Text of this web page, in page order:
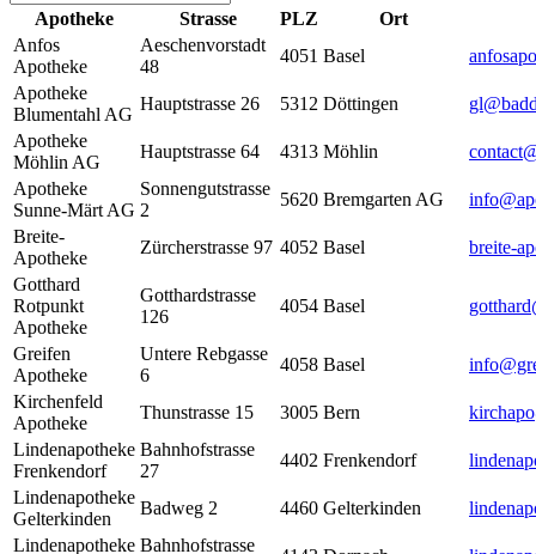
Apotheke Strasse PLZ
Ort
Anfos
Apotheke
Aeschenvorstadt
48
4051 Basel
Apotheke
Blumentahl AG
Hauptstrasse 26 5312 Döttingen
Apotheke
Möhlin AG
Hauptstrasse 64 4313 Möhlin
Apotheke
Sunne-Märt AG
Sonnengutstrasse
2
5620 Bremgarten AG
Breite-
Apotheke
Zürcherstrasse 97 4052 Basel
breite-
Gotthard
Rotpunkt
Apotheke
Gotthardstrasse
126
4054 Basel
Greifen
Apotheke
Untere Rebgasse
6
4058 Basel
Kirchenfeld
Apotheke
Thunstrasse 15 3005 Bern
Lindenapotheke
Frenkendorf
Bahnhofstrasse
27
4402 Frenkendorf
Lindenapotheke
Gelterkinden
Badweg 2 4460 Gelterkinden
Lindenapotheke Bahnhofstrasse